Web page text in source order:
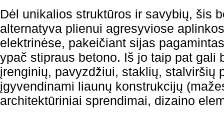
Dėl unikalios struktūros ir savybių, šis
alternatyva plienui agresyviose
elektrinėse, pakeičiant sijas
ypač stipraus betono. Iš jo taip pat gali
įrenginių, pavyzdžiui, staklių, stalviršių
įgyvendinami liaunų konstrukcijų
architektūriniai sprendimai, dizaino